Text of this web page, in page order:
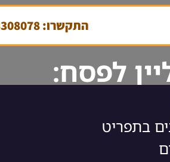
התקשרו: 0723308078
לפסח:
בתפריט